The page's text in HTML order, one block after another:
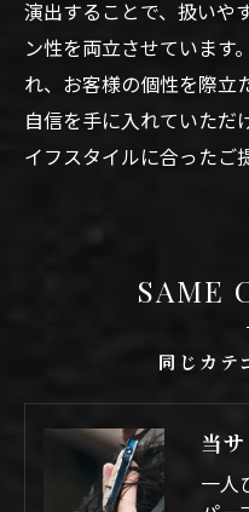
演出することで、扱いや
ン性を両立させています
れ、お客様の個性を際立
自信を手に入れていただ
イフスタイルに合ったご
同じカテ
SAME
当
一人